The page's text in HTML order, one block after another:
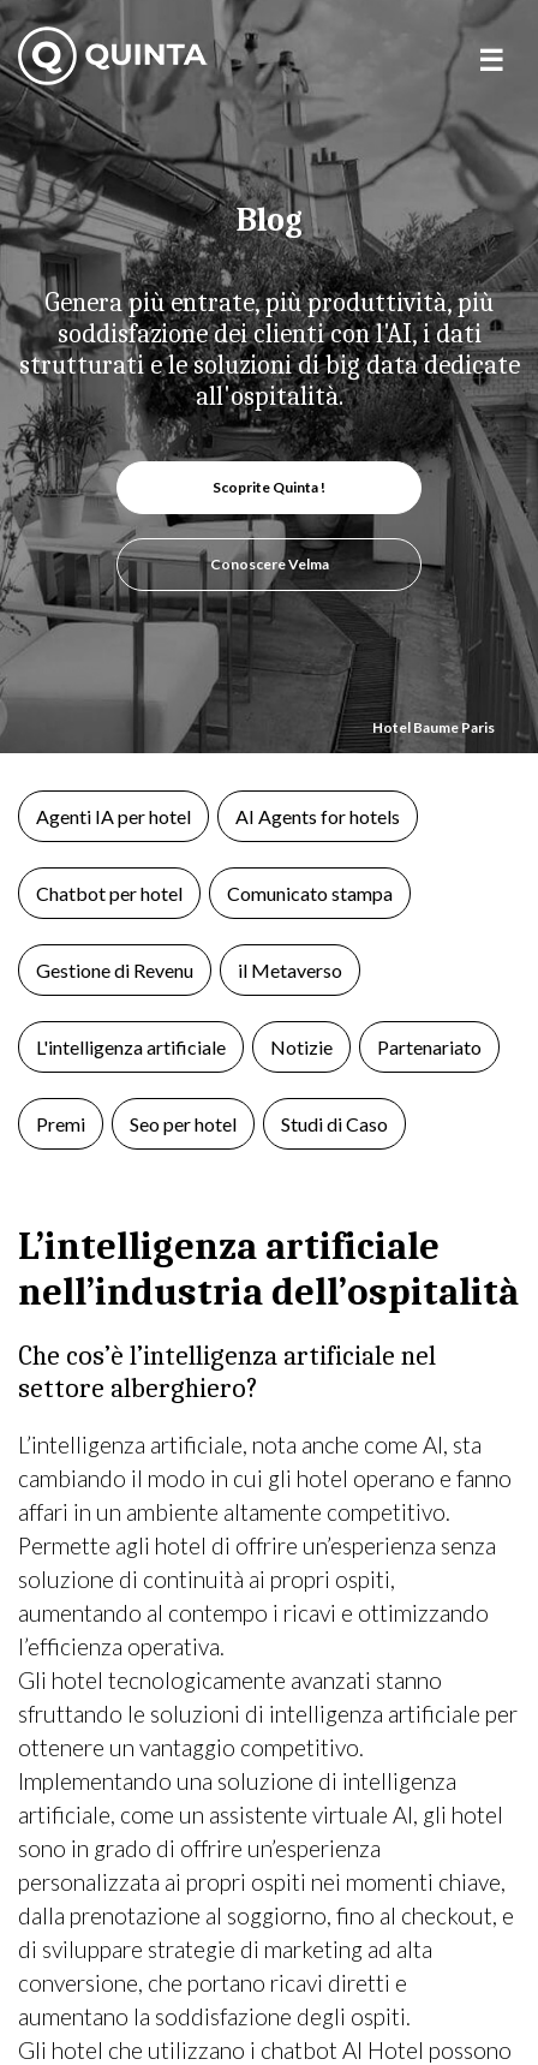
Skip
to
content
Blog
Genera più entrate, più produttività, più
soddisfazione dei clienti con l'AI, i dati
strutturati e le soluzioni di big data dedicate
all'ospitalità.
Scoprite Quinta !
Conoscere Velma
Hotel Baume Paris
Agenti IA per hotel AI Agents for hotels
Chatbot per hotel Comunicato stampa
Gestione di Revenu il Metaverso
L'intelligenza artificiale Notizie Partenariato
Premi Seo per hotel Studi di Caso
L’intelligenza artificiale
nell’industria dell’ospitalità
Che cos’è l’intelligenza artificiale nel
settore alberghiero?
L’intelligenza artificiale, nota anche come AI, sta
cambiando il modo in cui gli hotel operano e fanno
affari in un ambiente altamente competitivo.
Permette agli hotel di offrire un’esperienza senza
soluzione di continuità ai propri ospiti,
aumentando al contempo i ricavi e ottimizzando
l’efficienza operativa.
Gli hotel tecnologicamente avanzati stanno
sfruttando le soluzioni di intelligenza artificiale per
ottenere un vantaggio competitivo.
Implementando una soluzione di intelligenza
artificiale, come un assistente virtuale AI, gli hotel
sono in grado di offrire un’esperienza
personalizzata ai propri ospiti nei momenti chiave,
dalla prenotazione al soggiorno, fino al checkout, e
di sviluppare strategie di marketing ad alta
conversione, che portano ricavi diretti e
aumentano la soddisfazione degli ospiti.
Gli hotel che utilizzano i chatbot AI Hotel possono